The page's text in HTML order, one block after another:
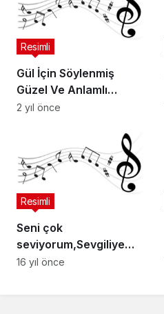
Gül İçin Söylenmiş
Güzel Ve Anlamlı
Sözler
Resimli
2 yıl önce
Seni çok
seviyorum,Sevgiliye
Şiir,
Resimli
16 yıl önce